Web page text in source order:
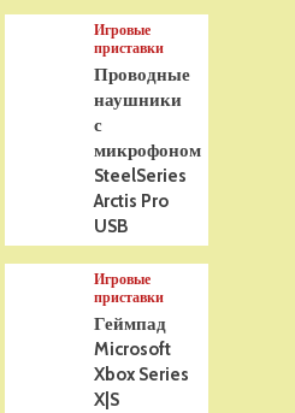
Игровые
приставки
Проводные
наушники
с
микрофоном
SteelSeries
Arctis Pro
USB
Игровые
приставки
Геймпад
Microsoft
Xbox Series
X|S